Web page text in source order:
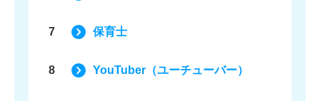
7 保育士
8 YouTuber（ユーチューバー）